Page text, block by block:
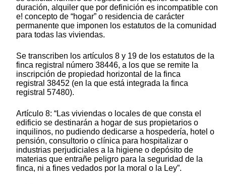
duración, alquiler que por definición es incompatible con
e! concepto de “hogar” o residencia de carácter
permanente que imponen los estatutos de la comunidad
para todas las viviendas.
Se transcriben los artículos 8 y 19 de los estatutos de la
finca registral número 38446, a los que se remite la
inscripción de propiedad horizontal de la finca
registral 38452 (en la que está integrada la finca
registral 57480).
Artículo 8: “Las viviendas o locales de que consta el
edificio se destinarán a hogar de sus propietarios o
inquilinos, no pudiendo dedicarse a hospedería, hotel o
pensión, consultorio o clínica para hospitalizar o
industrias perjudiciales a la higiene o depósito de
materias que entrañe peligro para la seguridad de la
finca, ni a fines vedados por la moral o la Ley”.